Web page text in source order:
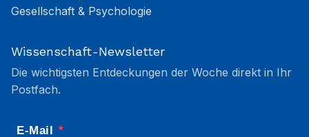
Gesellschaft & Psychologie
Wissenschaft-Newsletter
Die wichtigsten Entdeckungen der Woche direkt in Ihr
Postfach.